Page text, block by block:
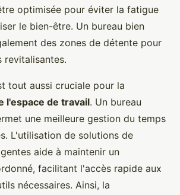
optimisée pour éviter la fatigue
le bien-être. Un bureau bien
des zones de détente pour
revitalisantes.
tout aussi cruciale pour la
l'espace de travail. Un bureau
une meilleure gestion du temps
L'utilisation de solutions de
aide à maintenir un
facilitant l'accès rapide aux
nécessaires. Ainsi, la